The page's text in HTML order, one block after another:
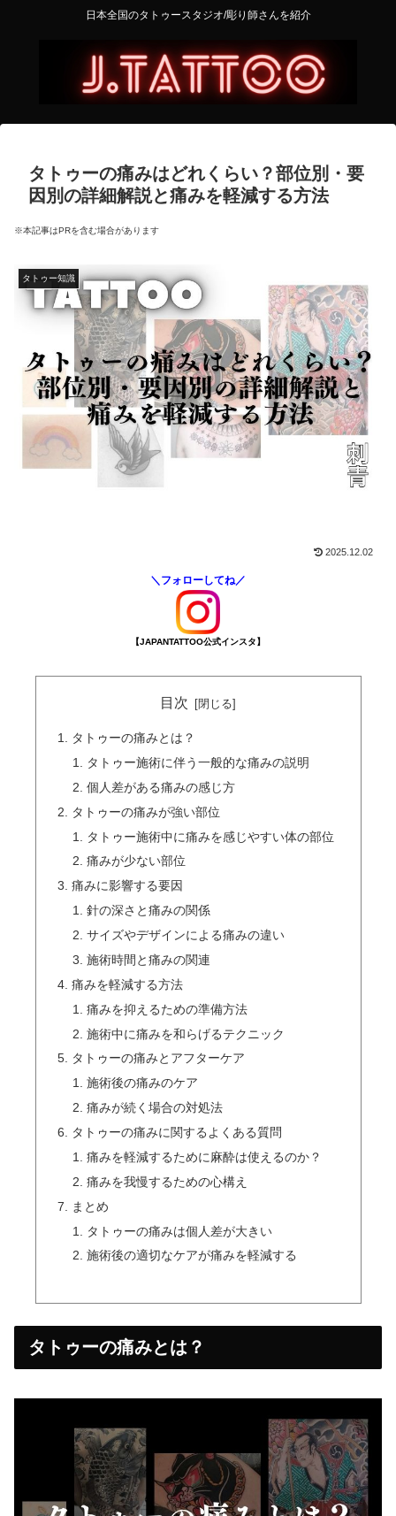
日本全国のタトゥースタジオ/彫り師さんを紹介
タトゥーの痛みはどれくらい？部位別・要
因別の詳細解説と痛みを軽減する方法
※本記事はPRを含む場合があります
タトゥー知識
2025.12.02
＼フォローしてね／
【JAPANTATTOO公式インスタ】
目次
タトゥーの痛みとは？
タトゥー施術に伴う一般的な痛みの説明
個人差がある痛みの感じ方
タトゥーの痛みが強い部位
タトゥー施術中に痛みを感じやすい体の部位
痛みが少ない部位
痛みに影響する要因
針の深さと痛みの関係
サイズやデザインによる痛みの違い
施術時間と痛みの関連
痛みを軽減する方法
痛みを抑えるための準備方法
施術中に痛みを和らげるテクニック
タトゥーの痛みとアフターケア
施術後の痛みのケア
痛みが続く場合の対処法
タトゥーの痛みに関するよくある質問
痛みを軽減するために麻酔は使えるのか？
痛みを我慢するための心構え
まとめ
タトゥーの痛みは個人差が大きい
施術後の適切なケアが痛みを軽減する
タトゥーの痛みとは？